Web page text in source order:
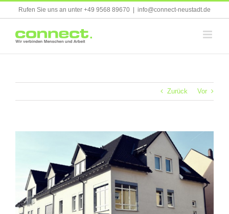
Rufen Sie uns an unter +49 9568 89670 info@connect-neustadt.de
Zurück Vor